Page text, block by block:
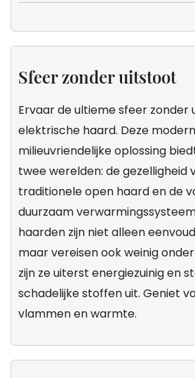
Sfeer zonder uitstoot
Ervaar de ultieme sfeer
elektrische haard. Deze
milieuvriendelijke oplossing
twee werelden: de gezelligheid
traditionele open haard en de
duurzaam
haarden zijn niet alleen
maar vereisen ook weinig
zijn ze uiterst energiezuinig en
schadelijke stoffen uit. Geniet
vlammen en warmte.